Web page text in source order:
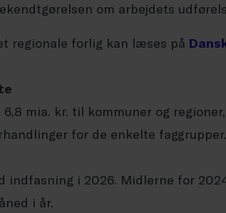
om arbejdets
regionale forlig kan læses på
mia. kr. til kommuner og
for de enkelte faggrupper.
i 2026. Midlerne for
i år.